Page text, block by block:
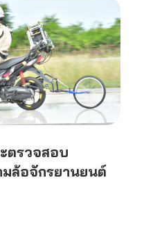
ตรวจสอบ
ล้อจักรยานยนต์